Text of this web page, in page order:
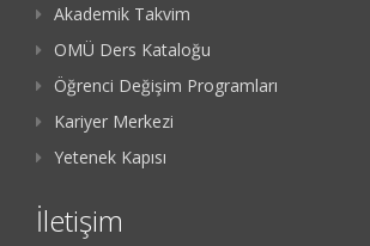
Akademik Takvim
OMÜ Ders Kataloğu
Öğrenci Değişim Programları
Kariyer Merkezi
Yetenek Kapısı
İletişim